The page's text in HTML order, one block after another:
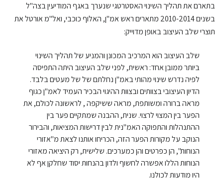
בתארם את תהליך השינוי האסטרטגי שנערך באגף המודיעין בצה"ל
בשנים 2010-2014 מתארים ראש אמ"ן, האלוף כוכבי, ואל"מ אורטל את
תוצרי שלב העיצוב באופן מדוייק:
שלב העיצוב הוא המרכיב המכונן והמניע של תהליך השינוי
ביותר ממובן אחד: ראשית, לפני שלב העיצוב היתה התפיסה
לפיה נדרש שינוי מהותי באמ"ן נחלתם של של מעטים בלבד.
הדיון העיצובי בצוותים ובצוות ההיגוי הבכיר העמיד לאמ"ן כגוף
מראה ברורה ומשותפת, מראה ששיקפה , לראשונה לכולם, את
הפער בין המצוי לרצוי. שנית, ההבנה שמתקיים פער בין
ההתנהלות והתפוקה האמ"נית לבין דרישות המציאות, והבירור
הנוקב על מקורות הפער הזה, הכריחו אותנו לצאת מ"אזורי
הנוחות", הן כפרטים והן כמערכים. שלישית, רק היציאה מאזורי
הנוחות הללו אפשרה לחשוף ולדון בהנחות יסוד שחלקן אף לא
היו מודעות לכולנו.